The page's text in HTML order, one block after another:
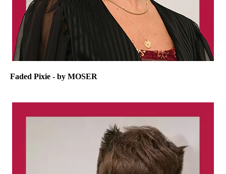
Faded Pixie - by MOSER